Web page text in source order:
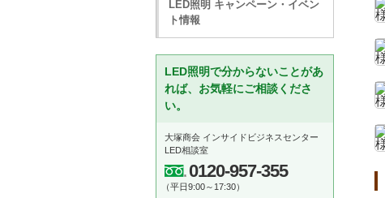
LED照明 キャンペーン・イベン
ト情報
LED照明で分からないことがあ
れば、お気軽にご相談くださ
い。
大塚商会 インサイドビジネスセンター
LED相談室
0120-957-355
（平日9:00～17:30）